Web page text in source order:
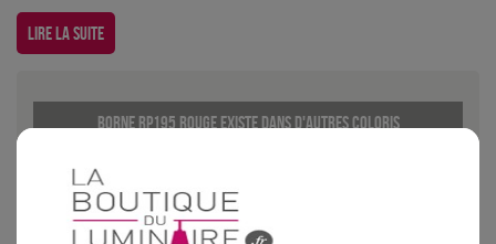
Lire la suite
Borne RP195 Rouge existe dans d'autres coloris
Gris
anthracite
Orange Vert pomme